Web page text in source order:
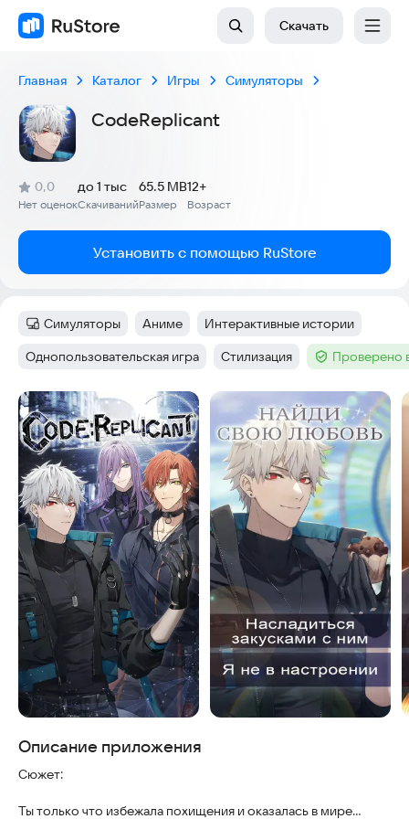
Скачать
Главная Каталог Игры Симуляторы
CodeReplicant
Рейтинг:
0,0
(
Нет оценок
)
Скачиваний
до 1 тыс
Размер
65.5 MB
Возраст
12+
Установить с помощью RuStore
Категория:
Симуляторы Тег:
Аниме Тег:
Интерактивные истории
Тег:
Однопользовательская игра Тег:
Стилизация Тег :Проверено
Скриншоты
Описание приложения
Сюжет:
Ты только что избежала похищения и оказалась в мире